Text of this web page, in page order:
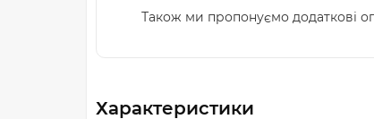
Також ми пропонуємо додаткові
Характеристики